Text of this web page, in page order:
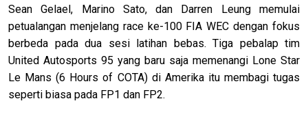
Sean Gelael, Marino Sato, dan Darren Leung memulai
petualangan menjelang race ke-100 FIA WEC dengan fokus
berbeda pada dua sesi latihan bebas. Tiga pebalap tim
United Autosports 95 yang baru saja memenangi Lone Star
Le Mans (6 Hours of COTA) di Amerika itu membagi tugas
seperti biasa pada FP1 dan FP2.